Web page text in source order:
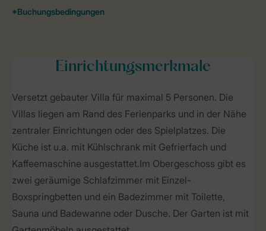
Einrichtungsmerkmale
Versetzt gebauter Villa für maximal 5 Personen. Die
Villas liegen am Rand des Ferienparks und in der Nähe
zentraler Einrichtungen oder des Spielplatzes. Die
Küche ist u.a. mit Kühlschrank mit Gefrierfach und
Kaffeemaschine ausgestattet.Im Obergeschoss gibt es
zwei geräumige Schlafzimmer mit Einzel-
Boxspringbetten und ein Badezimmer mit Toilette,
Sauna und Badewanne oder Dusche. Der Garten ist mit